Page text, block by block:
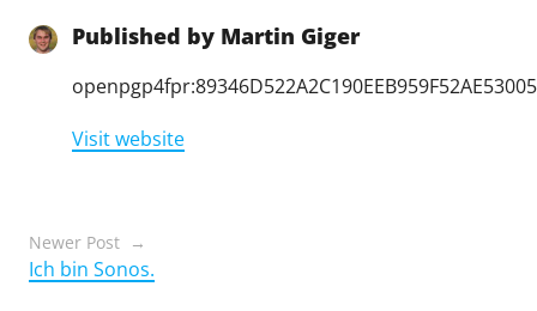
Published by Martin Giger
Visit website
Posts
navigation
Newer Post
Ich bin Sonos.